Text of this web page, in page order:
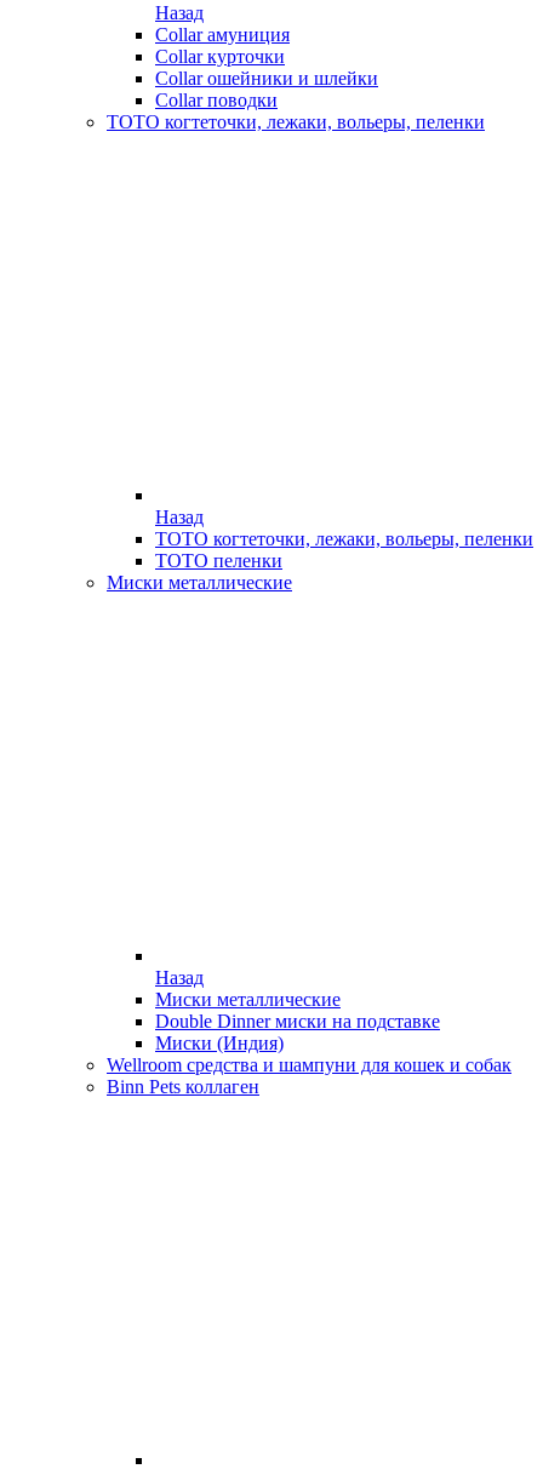
Назад
Collar амуниция
Collar курточки
Collar ошейники и шлейки
Collar поводки
ТОТО когтеточки, лежаки, вольеры, пеленки
Назад
ТОТО когтеточки, лежаки, вольеры, пеленки
ТОТО пеленки
Миски металлические
Назад
Миски металлические
Double Dinner миски на подставке
Миски (Индия)
Wellroom средства и шампуни для кошек и собак
Binn Pets коллаген